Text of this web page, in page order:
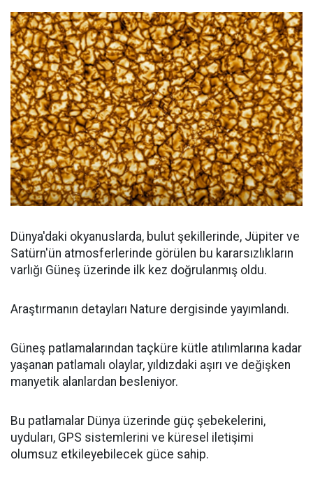
Dünya'daki okyanuslarda, bulut şekillerinde, Jüpiter ve
Satürn'ün atmosferlerinde görülen bu kararsızlıkların
varlığı Güneş üzerinde ilk kez doğrulanmış oldu.
Araştırmanın detayları Nature dergisinde yayımlandı.
Güneş patlamalarından taçküre kütle atılımlarına kadar
yaşanan patlamalı olaylar, yıldızdaki aşırı ve değişken
manyetik alanlardan besleniyor.
Bu patlamalar Dünya üzerinde güç şebekelerini,
uyduları, GPS sistemlerini ve küresel iletişimi
olumsuz etkileyebilecek güce sahip.